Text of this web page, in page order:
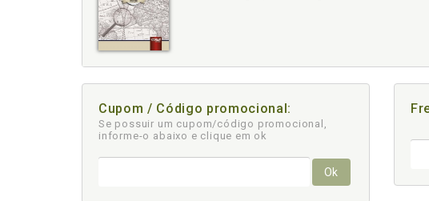
Cupom / Código promocional:
Se possuir um cupom/código promocional,
informe-o abaixo e clique em ok
Ok